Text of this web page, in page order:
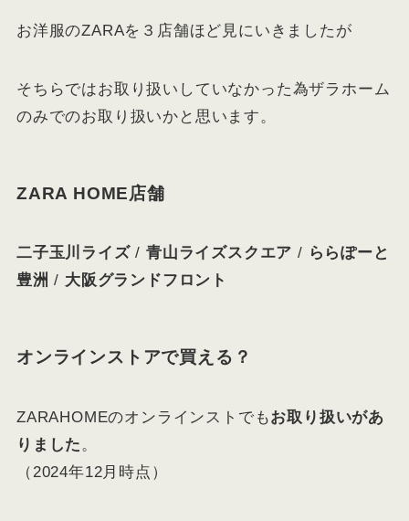
お洋服のZARAを３店舗ほど見にいきましたが
そちらではお取り扱いしていなかった為ザラホーム
のみでのお取り扱いかと思います。
ZARA HOME店舗
二子玉川ライズ/ 青山ライズスクエア / ららぽーと
豊洲 / 大阪グランドフロント
オンラインストアで買える？
ZARAHOMEのオンラインストでもお取り扱いがあ
りました 。
（2024年12月時点）